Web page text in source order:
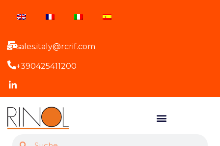
sales.italy@rcrif.com
+390425411200